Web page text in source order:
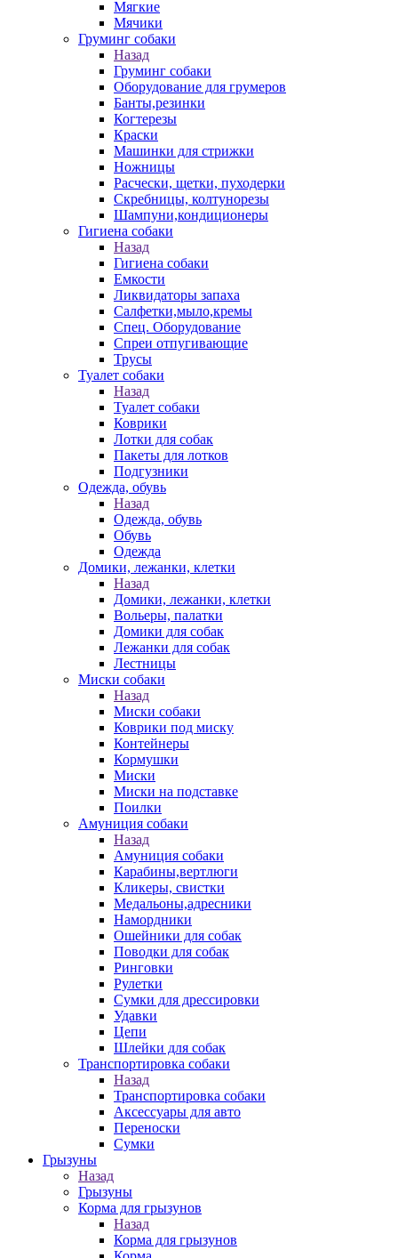
Мягкие
Мячики
Груминг собаки
Назад
Груминг собаки
Оборудование для грумеров
Банты,резинки
Когтерезы
Краски
Машинки для стрижки
Ножницы
Расчески, щетки, пуходерки
Скребницы, колтунорезы
Шампуни,кондиционеры
Гигиена собаки
Назад
Гигиена собаки
Емкости
Ликвидаторы запаха
Салфетки,мыло,кремы
Спец. Оборудование
Спреи отпугивающие
Трусы
Туалет собаки
Назад
Туалет собаки
Коврики
Лотки для собак
Пакеты для лотков
Подгузники
Одежда, обувь
Назад
Одежда, обувь
Обувь
Одежда
Домики, лежанки, клетки
Назад
Домики, лежанки, клетки
Вольеры, палатки
Домики для собак
Лежанки для собак
Лестницы
Миски собаки
Назад
Миски собаки
Коврики под миску
Контейнеры
Кормушки
Миски
Миски на подставке
Поилки
Амуниция собаки
Назад
Амуниция собаки
Карабины,вертлюги
Кликеры, свистки
Медальоны,адресники
Намордники
Ошейники для собак
Поводки для собак
Ринговки
Рулетки
Сумки для дрессировки
Удавки
Цепи
Шлейки для собак
Транспортировка собаки
Назад
Транспортировка собаки
Аксессуары для авто
Переноски
Сумки
Грызуны
Назад
Грызуны
Корма для грызунов
Назад
Корма для грызунов